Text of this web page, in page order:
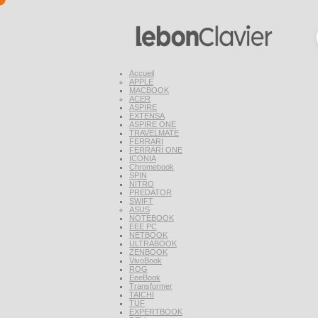
Accueil
APPLE
MACBOOK
ACER
ASPIRE
EXTENSA
ASPIRE ONE
TRAVELMATE
FERRARI
FERRARI ONE
ICONIA
Chromebook
SPIN
NITRO
PREDATOR
SWIFT
ASUS
NOTEBOOK
EEE PC
NETBOOK
ULTRABOOK
ZENBOOK
VivoBook
ROG
EeeBook
Transformer
TAICHI
TUF
EXPERTBOOK